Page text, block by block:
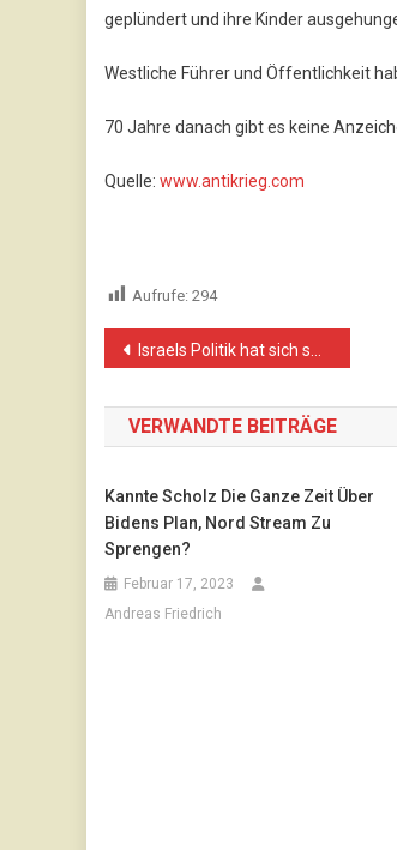
geplündert und ihre Kinder
Westliche Führer und Öffentlichkeit
70 Jahre danach gibt es keine
Quelle: www.antikrieg.com
Aufrufe: 294
Beitragsnavigation
Israels Politik hat sich selbst ausmanövriert
VERWANDTE BEITRÄGE
Kannte Scholz Die Ganze Zeit Über
Bidens Plan, Nord Stream Zu
Sprengen?
Februar 17, 2023
Andreas Friedrich